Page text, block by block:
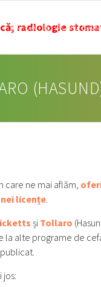
LOCAȚIE
care ne mai aflăm,
licențe.
și Tollaro
la alte programe de